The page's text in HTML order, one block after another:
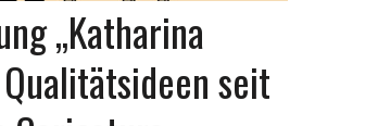
„Katharina
seit